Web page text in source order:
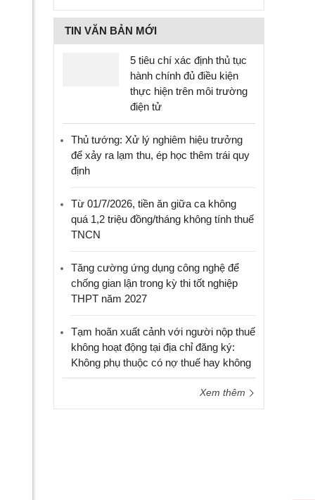
TIN VĂN BẢN MỚI
5 tiêu chí xác định thủ tục
hành chính đủ điều kiện
thực hiện trên môi trường
điện tử
Thủ tướng: Xử lý nghiêm hiệu trưởng
để xảy ra lạm thu, ép học thêm trái quy
định
Từ 01/7/2026, tiền ăn giữa ca không
quá 1,2 triệu đồng/tháng không tính thuế
TNCN
Tăng cường ứng dụng công nghệ để
chống gian lận trong kỳ thi tốt nghiệp
THPT năm 2027
Tạm hoãn xuất cảnh với người nộp thuế
không hoạt động tại địa chỉ đăng ký:
Không phụ thuộc có nợ thuế hay không
Xem thêm